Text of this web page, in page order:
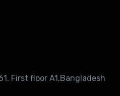
First floor A1,Bangladesh